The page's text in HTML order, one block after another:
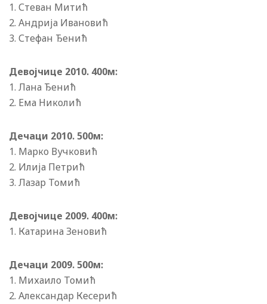
1. Стеван Митић
2. Андриjа Ивановић
3. Стефан Ђенић
Девоjчице 2010. 400м:
1. Лана Ђенић
2. Ема Николић
Дечаци 2010. 500м:
1. Марко Вучковић
2. Илиjа Петрић
3. Лазар Томић
Девоjчице 2009. 400м:
1. Катарина Зеновић
Дечаци 2009. 500м:
1. Михаило Томић
2. Александар Кесерић